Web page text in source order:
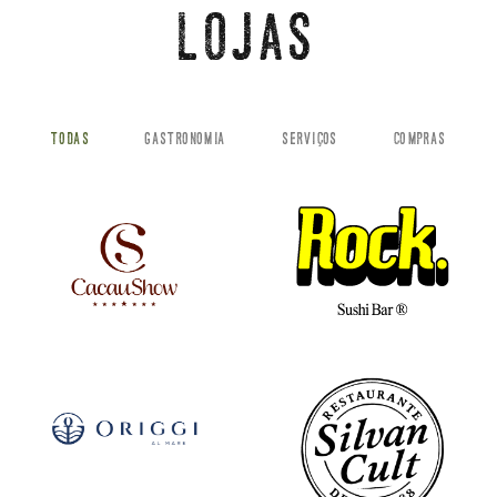
LOJAS
TODAS GASTRONOMIA SERVIÇOS COMPRAS
VEJA MAIS VEJA MAIS
VEJA MAIS
VEJA MAIS